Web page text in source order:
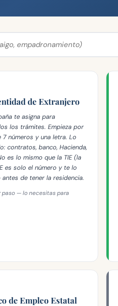
de Extranjero
te asigna para
los trámites. Empieza por
7 números y una letra. Lo
contratos, banco, Hacienda,
es lo mismo que la TIE (la
es solo el número y te lo
de tener la residencia.
paso — lo necesitas para
de Empleo Estatal